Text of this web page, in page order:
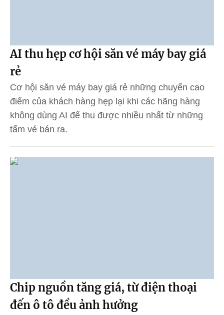
AI thu hẹp cơ hội săn vé máy bay giá
rẻ
Cơ hội săn vé máy bay giá rẻ những chuyến cao
điểm của khách hàng hẹp lại khi các hãng hàng
không dùng AI để thu được nhiều nhất từ những
tấm vé bán ra.
Chip nguồn tăng giá, từ điện thoại
đến ô tô đều ảnh hưởng